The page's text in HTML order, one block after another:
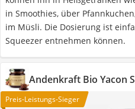
in Smoothies, über
im Müsli. Die Dosierung ist
Squeezer entnehmen können.
Andenkraft Bio Yacon
Preis-Leistungs-Sieger